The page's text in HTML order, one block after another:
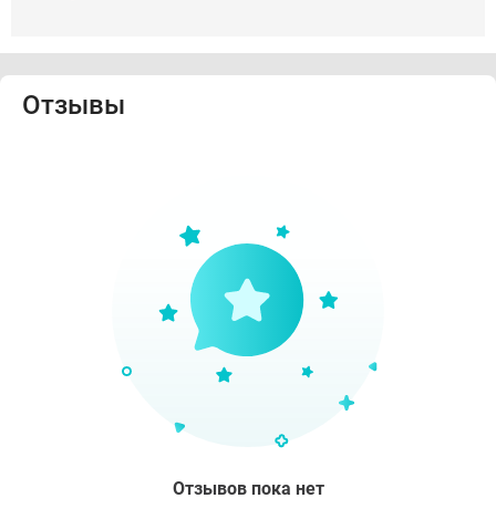
Отзывы
Отзывов пока нет